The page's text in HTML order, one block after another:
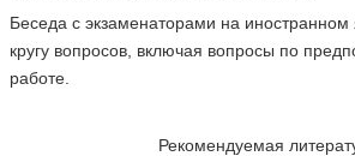
Беседа с экзаменаторами на
кругу вопросов, включая вопросы по
работе.
Рекомендуемая